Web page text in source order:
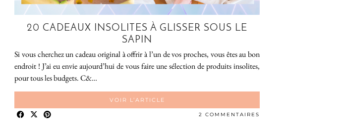
20 CADEAUX INSOLITES À GLISSER SOUS LE
SAPIN
Si vous cherchez un cadeau original à offrir à l’un de vos proches, vous êtes au bon
endroit ! J’ai eu envie aujourd’hui de vous faire une sélection de produits insolites,
pour tous les budgets. C&…
VOIR L’ARTICLE
2 COMMENTAIRES